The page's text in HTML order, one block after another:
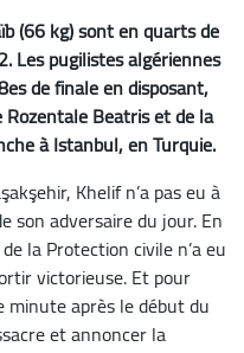
(66 kg) sont en quarts de
Les pugilistes algériennes
de finale en disposant,
Beatris et de la
à Istanbul, en Turquie.
Khelif n’a pas eu à
son adversaire du jour. En
la Protection civile n’a eu
victorieuse. Et pour
minute après le début du
et annoncer la